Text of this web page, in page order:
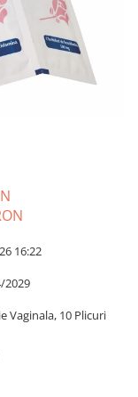
16:22
2029
Vaginala, 10 Plicuri